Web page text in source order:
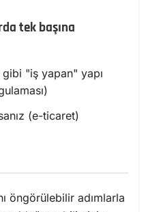
tek başına
"iş yapan" yapı
(e-ticaret)
öngörülebilir adımlarla